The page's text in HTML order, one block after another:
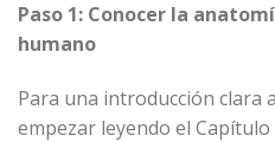
Paso 1: Conocer la
humano
Para una introducción clara
empezar leyendo el